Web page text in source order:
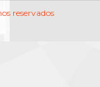
reservados